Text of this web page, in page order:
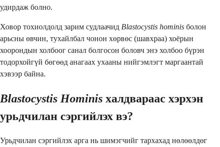
удирдаж болно.
Ховор тохиолдолд зарим судлаачид Blastocystis hominis болон
арьсны өвчин, тухайлбал чонон хөрвөс (шавхраа) хоёрын
хоорондын холбоог санал болгосон боловч энэ холбоо бүрэн
тодорхойгүй бөгөөд анагаах ухааны нийгэмлэгт маргаантай
хэвээр байна.
Blastocystis Hominis халдвараас хэрхэн
урьдчилан сэргийлэх вэ?
Урьдчилан сэргийлэх арга нь шимэгчийг тархахад нөлөөлдөг